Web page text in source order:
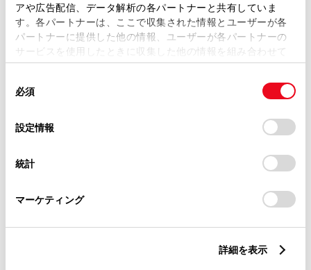
アや広告配信、データ解析の各パートナーと共有していま
す。各パートナーは、ここで収集された情報とユーザーが各
パートナーに提供した他の情報、ユーザーが各パートナーの
サービスを使用したときに収集した他の情報を組み合わせて
使用することがあります。当ウェブサイトの使用を続行する
デバイスにすべてのCookie(クッキー)が保存されることに同
意したことになります。Cookie(クッキー)のオプトアウト、
設定の変更、同意を撤回したりするにあたっては、当社の
「Cookie（クッキー）情報の取り扱いについて
」をご覧くだ
必須
設定情報
統計
マーケティング
詳細を表示
必須 丁目番地
任意 建物名